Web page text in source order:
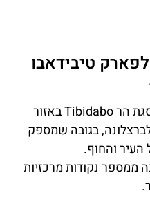
טיבידאבו
פארק טיבידאבו נמצא בפסגת הר Tibidabo באזור
בגובה שמספק
והחוף.
ממספר נקודות מרכזיות